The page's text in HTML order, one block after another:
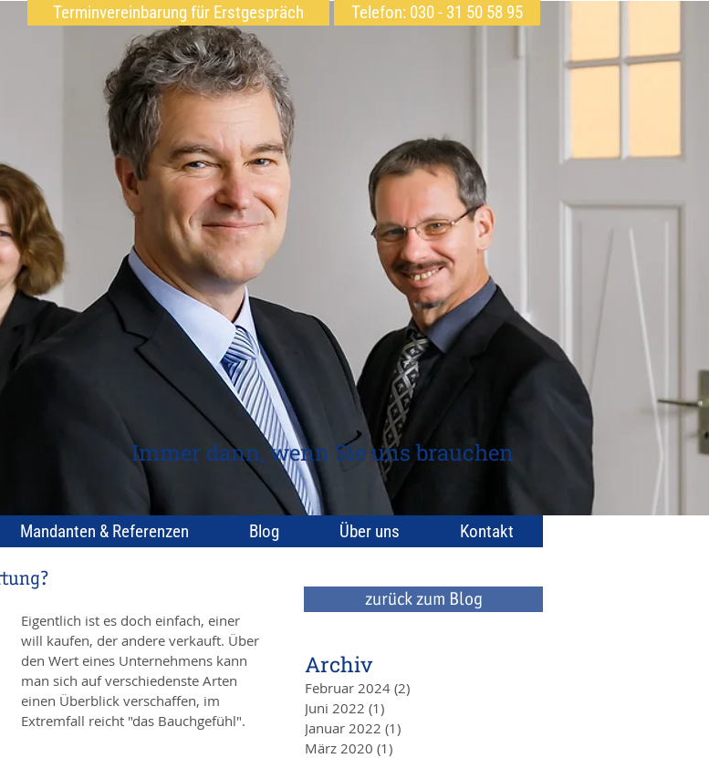
Terminvereinbarung für Erstgespräch
Immer dann, wenn Sie uns brauchen
Telefon: 030 - 31 50 58 95
Mandanten & Referenzen Blog Über uns Kontakt
Eigentlich ist es doch einfach, einer
will kaufen, der andere verkauft. Über
den Wert eines Unternehmens kann
man sich auf verschiedenste Arten
einen Überblick verschaffen, im
Extremfall reicht "das Bauchgefühl".
zurück zum Blog
Archiv
Februar 2024 (2)
Juni 2022 (1)
Januar 2022 (1)
März 2020 (1)